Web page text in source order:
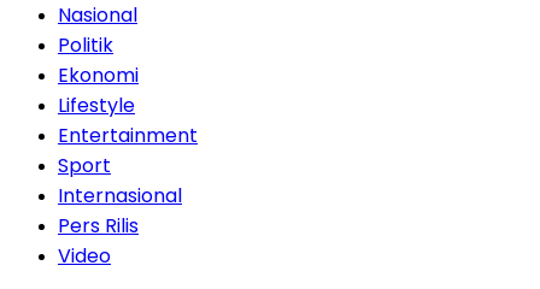
Nasional
Politik
Ekonomi
Lifestyle
Entertainment
Sport
Internasional
Pers Rilis
Video